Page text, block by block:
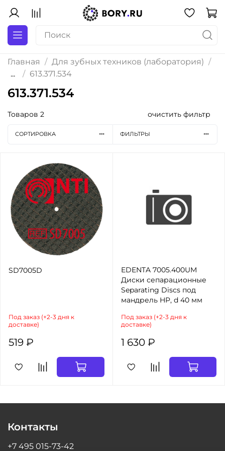
Главная
Для зубных техников (лаборатория)
...
613.371.534
613.371.534
Товаров 2 очистить фильтр
СОРТИРОВКА ФИЛЬТРЫ
SD7005D
Под заказ (+2-3 дня к
доставке)
519 ₽
EDENTA 7005.400UM
Диски сепарационные
Separating Discs под
мандрель HP, d 40 мм
Под заказ (+2-3 дня к
доставке)
1 630 ₽
Контакты
+7 495 015-73-42